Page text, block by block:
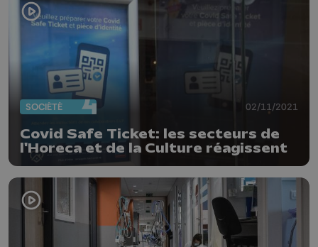
SOCIÉTÉ 02/11/2021
Covid Safe Ticket: les secteurs de
l'Horeca et de la Culture réagissent